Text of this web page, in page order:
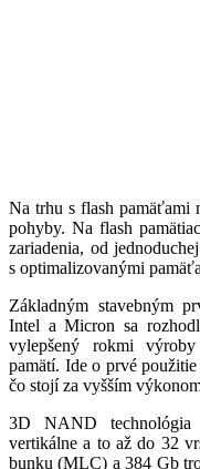
Na trhu s flash pamäťami
pohyby. Na flash
zariadenia, od
s optimalizovanými
Základným stavebným
Intel a Micron sa
vylepšený rokmi
pamätí. Ide o prvé
čo stojí za vyšším
3D NAND technológia
vertikálne a to až do 32
bunku (MLC) a 384 Gb